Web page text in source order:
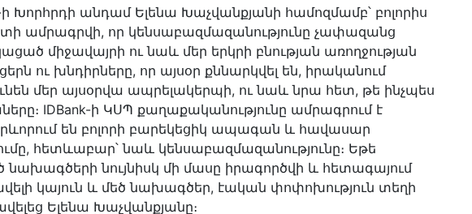
ի Խորհրդի անդամ Ելենա Խաչվանքյանի համոզմամբ՝ բոլորիս
ամրագրվի, որ կենսաբազմազանությունը չափազանց
միջավայրի ու նաև մեր երկրի բնության առողջության
ու խնդիրները, որ այսօր քննարկվել են, իրականում
մեր այսօրվա ապրելակերպի, ու նաև նրա հետ, թե ինչպես
IDBank-ի ԿՍՊ քաղաքականությունը ամրագրում է
են բոլորի բարեկեցիկ ապագան և հավասար
հետևաբար՝ նաև կենսաբազմազանությունը։ Եթե
նախագծերի նույնիսկ մի մասը իրագործվի և հետագայում
կայուն և մեծ նախագծեր, էական փոփոխություն տեղի
Ելենա Խաչվանքյանը։